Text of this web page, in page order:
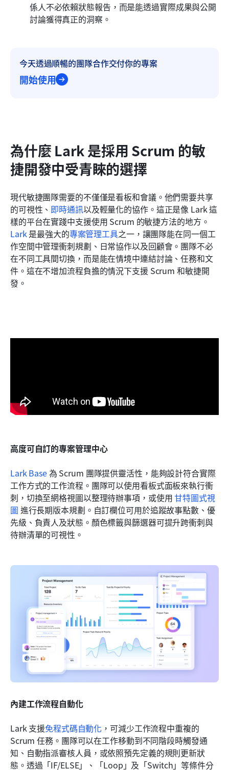
係人不必依賴狀態報告，而是能透過實際成果與公開
討論獲得真正的洞察。
今天透過順暢的團隊合作交付你的專案
開始使用
為什麼 Lark 是採用 Scrum 的敏
捷開發中受青睞的選擇
現代敏捷團隊需要的不僅僅是看板和會議。他們需要共享
的可視性、 即時通訊以及輕量化的協作。這正是像 Lark 這
樣的平台在實踐中支援使用 Scrum 的敏捷方法的地方。
Lark 是最強大的專案管理工具之一，讓團隊能在同一個工
作空間中管理衝刺規劃、日常協作以及回顧會。團隊不必
在不同工具間切換，而是能在情境中連結討論、任務和文
件。這在不增加流程負擔的情況下支援 Scrum 和敏捷開
發。
高度可自訂的專案管理中心
Lark Base 為 Scrum 團隊提供靈活性，能夠設計符合實際
工作方式的工作流程。團隊可以使用看板式面板來執行衝
刺，切換至網格視圖以整理待辦事項，或使用 甘特圖式視
圖 進行長期版本規劃。自訂欄位可用於追蹤故事點數、優
先級、負責人及狀態。顏色標籤與篩選器可提升跨衝刺與
待辦清單的可視性。
內建工作流程自動化
Lark 支援免程式碼自動化 ，可減少工作流程中重複的
Scrum 任務。團隊可以在工作移動到不同階段時觸發通
知、自動指派審核人員，或依照預先定義的規則更新狀
態。透過「IF/ELSE」、「Loop」及「Switch」等條件分